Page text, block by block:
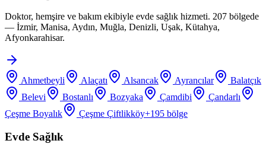
Doktor, hemşire ve bakım ekibiyle evde sağlık hizmeti. 207 bölgede
— İzmir, Manisa, Aydın, Muğla, Denizli, Uşak, Kütahya,
Afyonkarahisar.
Ahmetbeyli Alaçatı Alsancak Ayrancılar
Balatçık
Belevi
Bostanlı Bozyaka Çamdibi
Çandarlı
Çeşme Boyalık
Çeşme Çiftlikköy+195 bölge
Evde Sağlık